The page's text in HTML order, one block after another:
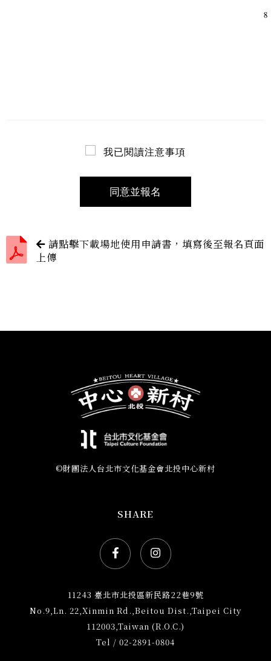
我已閱讀注意事項
同意並報名
下
pdf
請點擊下載場地使用申請書，填寫後至報名頁面
上傳
©財團法人台北市文化基金會北投中心新村
SHARE
Facebook社群網站icon
Instagram社群網站
11243 臺北市北投區新民路22巷9號
No.9,Ln. 22,Xinmin Rd.,Beitou Dist.,Taipei City
112003,Taiwan (R.O.C.)
Tel / 02-2891-0804